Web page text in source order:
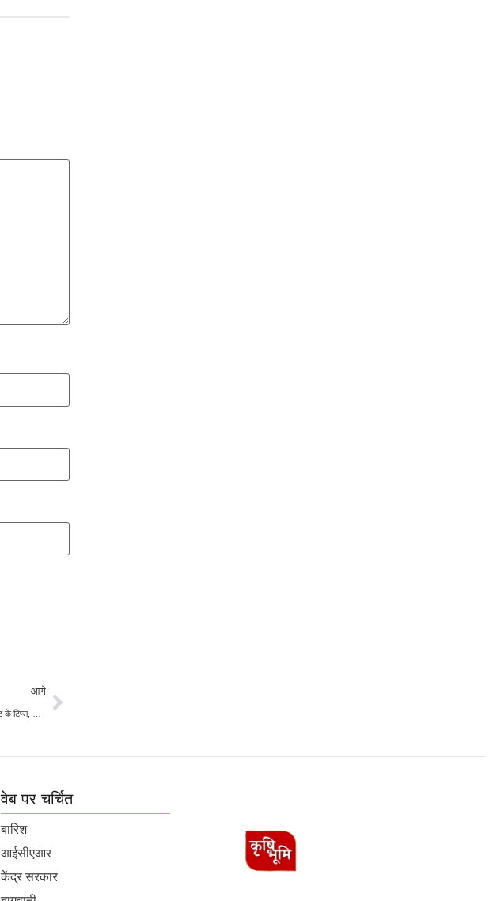
आगे
यूपी सरकार को किसानों को तोहफा: सीएम योगी ने ग्राम प्रधानों को दिए वेस्ट मैनेजमेंट के टिप्स, किसानों को मिली कंपोस्ट खाद
वेब पर चर्चित
बारिश
आईसीएआर
केंद्र सरकार